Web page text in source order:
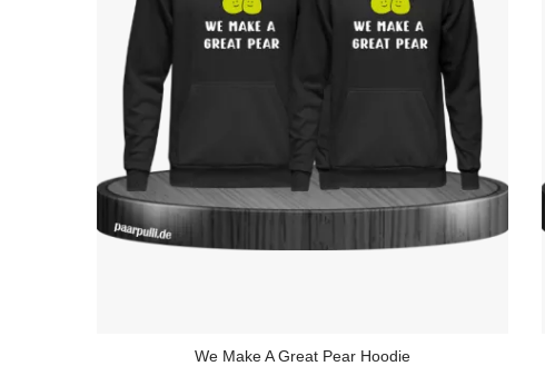
We Make A Great Pear Hoodie